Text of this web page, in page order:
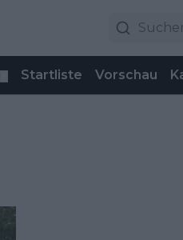
Startliste Vorschau